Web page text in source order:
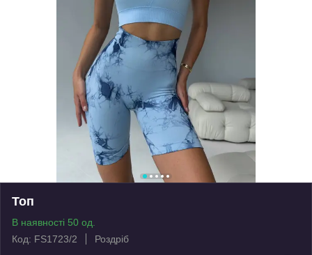
Топ
В наявності 50 од.
Код: FS1723/2
Роздріб